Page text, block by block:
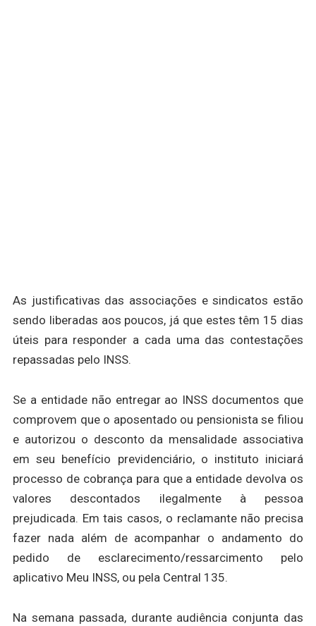
As justificativas das associações e sindicatos estão
sendo liberadas aos poucos, já que estes têm 15 dias
úteis para responder a cada uma das contestações
repassadas pelo INSS.
Se a entidade não entregar ao INSS documentos que
comprovem que o aposentado ou pensionista se filiou
e autorizou o desconto da mensalidade associativa
em seu benefício previdenciário, o instituto iniciará
processo de cobrança para que a entidade devolva os
valores descontados ilegalmente à pessoa
prejudicada. Em tais casos, o reclamante não precisa
fazer nada além de acompanhar o andamento do
pedido de esclarecimento/ressarcimento pelo
aplicativo Meu INSS, ou pela Central 135.
Na semana passada, durante audiência conjunta das